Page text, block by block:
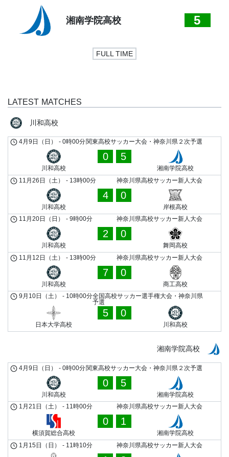
湘南学院高校 5
FULL TIME
LATEST MATCHES
川和高校
関東高校サッカー大会・神奈川県２次予選
4月9日（日） - 0時00分
川和高校
0 5
湘南学院高校
神奈川県高校サッカー新人大会
11月26日（土） - 13時00分
川和高校
4 0
岸根高校
神奈川県高校サッカー新人大会
11月20日（日） - 9時00分
川和高校
2 0
舞岡高校
神奈川県高校サッカー新人大会
11月12日（土） - 13時00分
川和高校
7 0
商工高校
全国高校サッカー選手権大会・神奈川県
予選
9月10日（土） - 10時00分
日本大学高校
5 0
川和高校
湘南学院高校
関東高校サッカー大会・神奈川県２次予選
4月9日（日） - 0時00分
川和高校
0 5
湘南学院高校
神奈川県高校サッカー新人大会
1月21日（土） - 11時00分
横須賀総合高校
0 1
湘南学院高校
神奈川県高校サッカー新人大会
1月15日（日） - 11時10分